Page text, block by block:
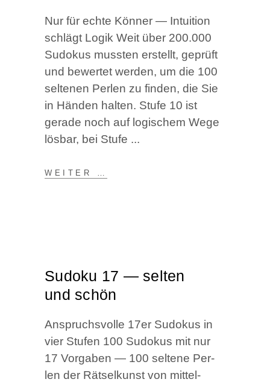
Nur für ech­te Kön­ner — Intui­ti­on
schlägt Logik Weit über 200.000
Sudo­kus muss­ten erstellt, geprüft
und bewer­tet wer­den, um die 100
sel­te­nen Per­len zu fin­den, die Sie
in Hän­den hal­ten. Stu­fe 10 ist
gera­de noch auf logi­schem Wege
lös­bar, bei Stufe
WEI­TER …
Sudo­ku 17 — sel­ten
und schön
Anspruchs­vol­le 17er Sudo­kus in
vier Stu­fen 100 Sudo­kus mit nur
17 Vor­ga­ben — 100 sel­te­ne Per­
len der Rät­sel­kunst von mit­tel­